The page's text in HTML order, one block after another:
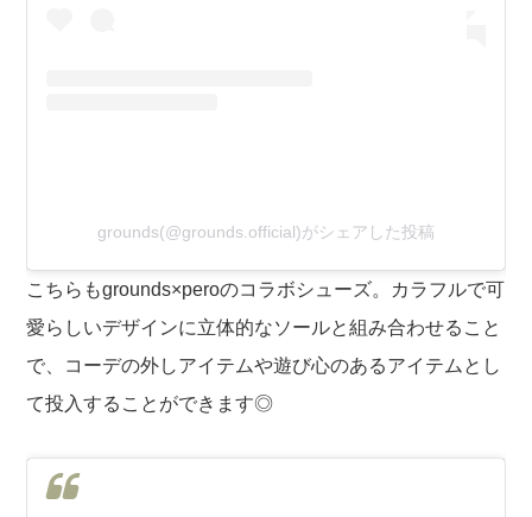
grounds(@grounds.official)がシェアした投稿
こちらもgrounds×peroのコラボシューズ。カラフルで可
愛らしいデザインに立体的なソールと組み合わせること
で、コーデの外しアイテムや遊び心のあるアイテムとし
て投入することができます◎